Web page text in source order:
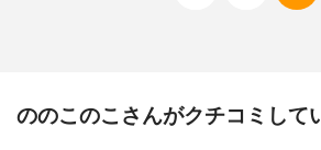
ののこのこさんがクチコミして